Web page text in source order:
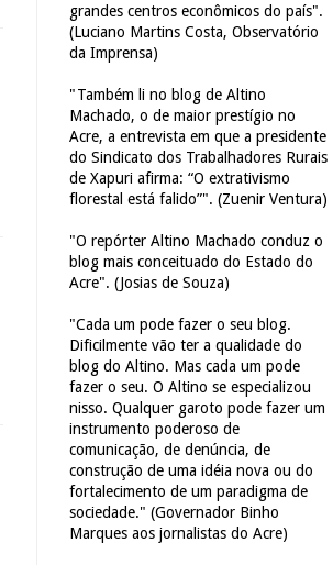
grandes centros econômicos do país".
(Luciano Martins Costa, Observatório
da Imprensa)
"Também li no blog de Altino
Machado, o de maior prestígio no
Acre, a entrevista em que a presidente
do Sindicato dos Trabalhadores Rurais
de Xapuri afirma: “O extrativismo
florestal está falido”". (Zuenir Ventura)
"O repórter Altino Machado conduz o
blog mais conceituado do Estado do
Acre". (Josias de Souza)
"Cada um pode fazer o seu blog.
Dificilmente vão ter a qualidade do
blog do Altino. Mas cada um pode
fazer o seu. O Altino se especializou
nisso. Qualquer garoto pode fazer um
instrumento poderoso de
comunicação, de denúncia, de
construção de uma idéia nova ou do
fortalecimento de um paradigma de
sociedade." (Governador Binho
Marques aos jornalistas do Acre)